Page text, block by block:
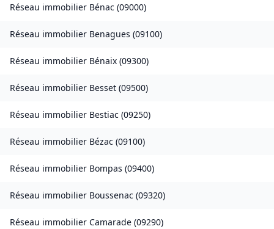
Réseau immobilier Bénac (09000)
Réseau immobilier Benagues (09100)
Réseau immobilier Bénaix (09300)
Réseau immobilier Besset (09500)
Réseau immobilier Bestiac (09250)
Réseau immobilier Bézac (09100)
Réseau immobilier Bompas (09400)
Réseau immobilier Boussenac (09320)
Réseau immobilier Camarade (09290)